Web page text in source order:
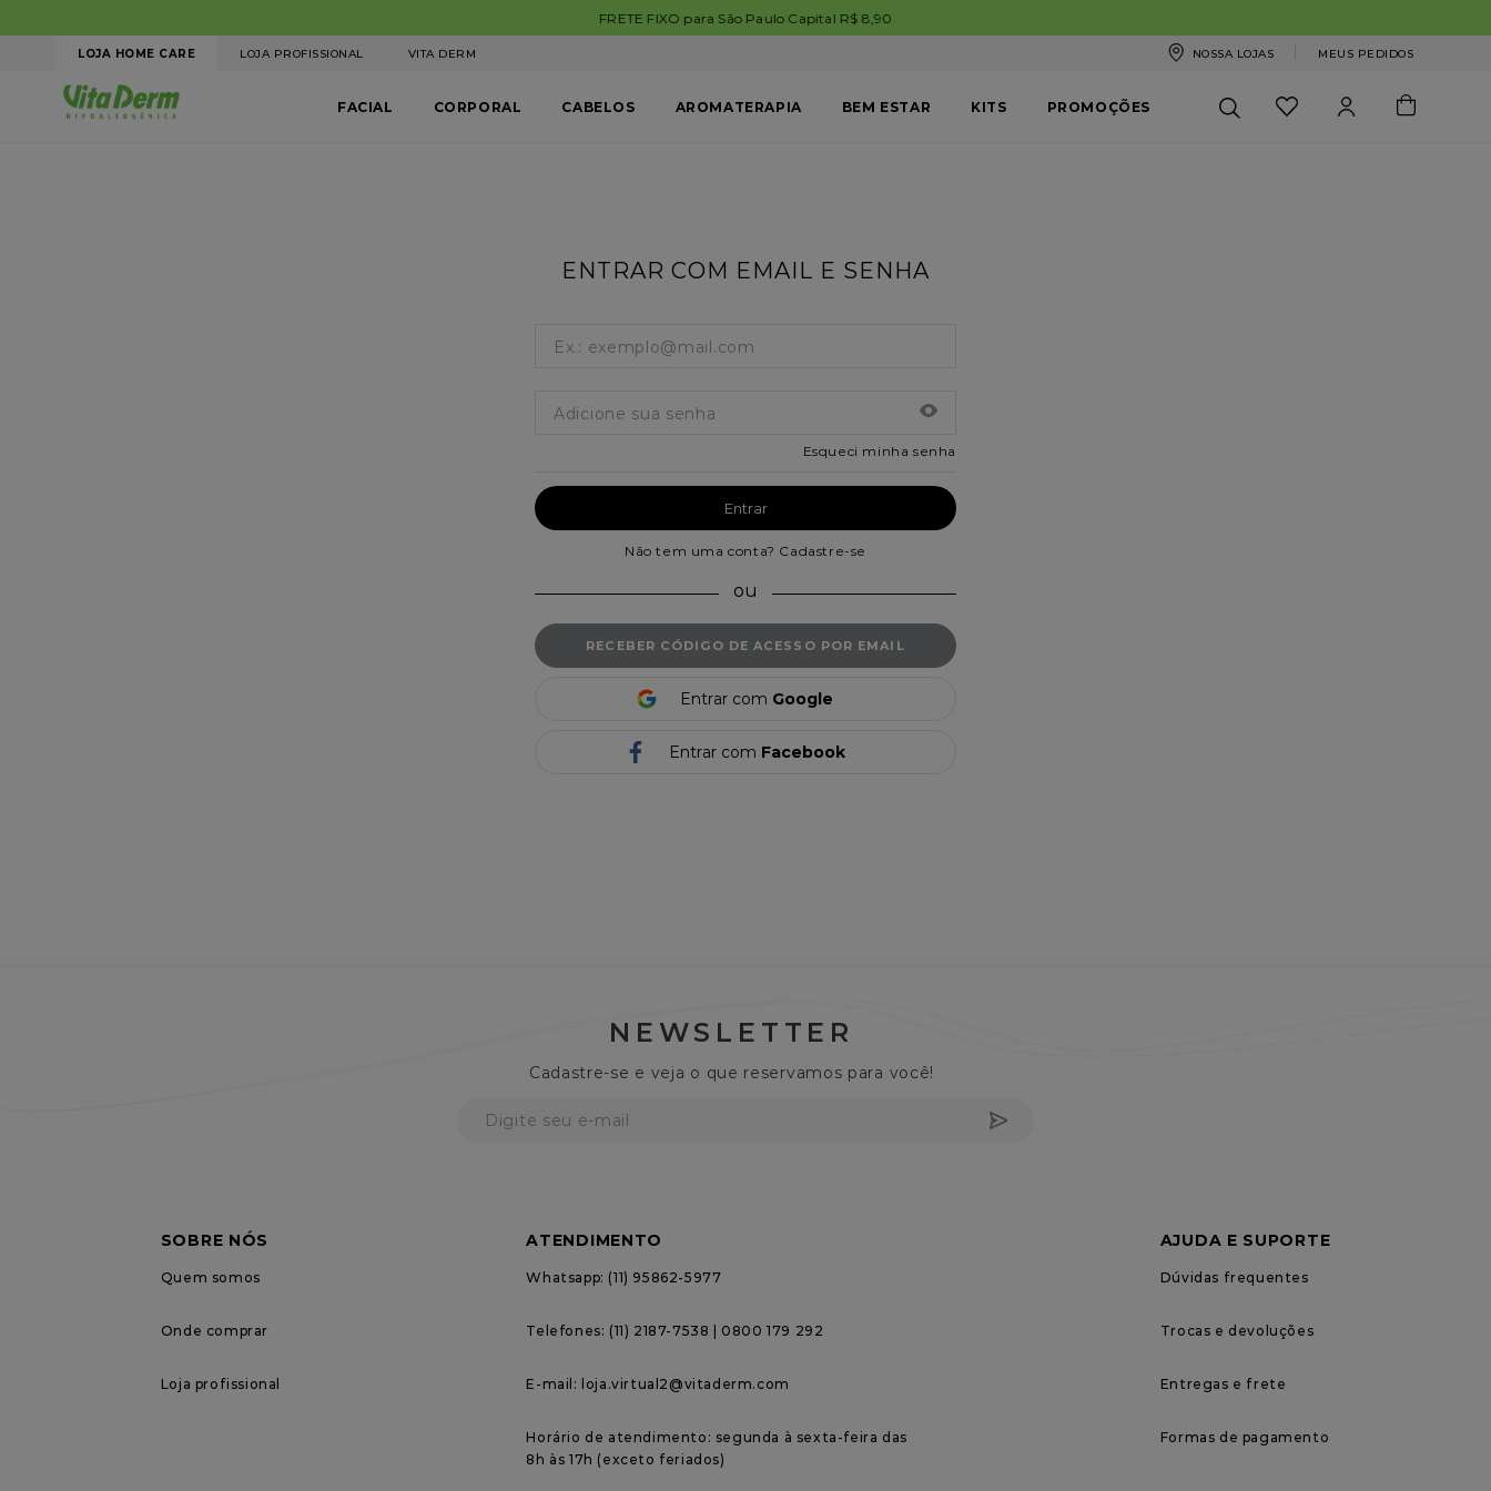
FRETE GRÁTIS BRASIL em compras acima de R$199,99. Aproveite!
LOJA HOME CARE LOJA PROFISSIONAL VITA DERM NOSSA LOJAS MEUS PEDIDOS
FACIAL KITS PROMOÇÕES
CORPORAL CABELOS AROMATERAPIA BEM ESTAR
RECEBER CÓDIGO DE ACESSO POR EMAIL
Entrar com Google
Entrar com Facebook
ENTRAR COM EMAIL E SENHA
Esqueci minha senha
Entrar
Não tem uma conta? Cadastre-se
NEWSLETTER
Cadastre-se e veja o que reservamos para você!
SOBRE NÓS
Quem somos
Onde comprar
Loja profissional
ATENDIMENTO
Whatsapp: (11) 95862-5977
Telefones: (11) 2187-7538 | 0800 179 292
E-mail: loja.virtual2@vitaderm.com
Horário de atendimento: segunda à sexta-feira das
8h às 17h (exceto feriados)
AJUDA E SUPORTE
Dúvidas frequentes
Trocas e devoluções
Entregas e frete
Formas de pagamento